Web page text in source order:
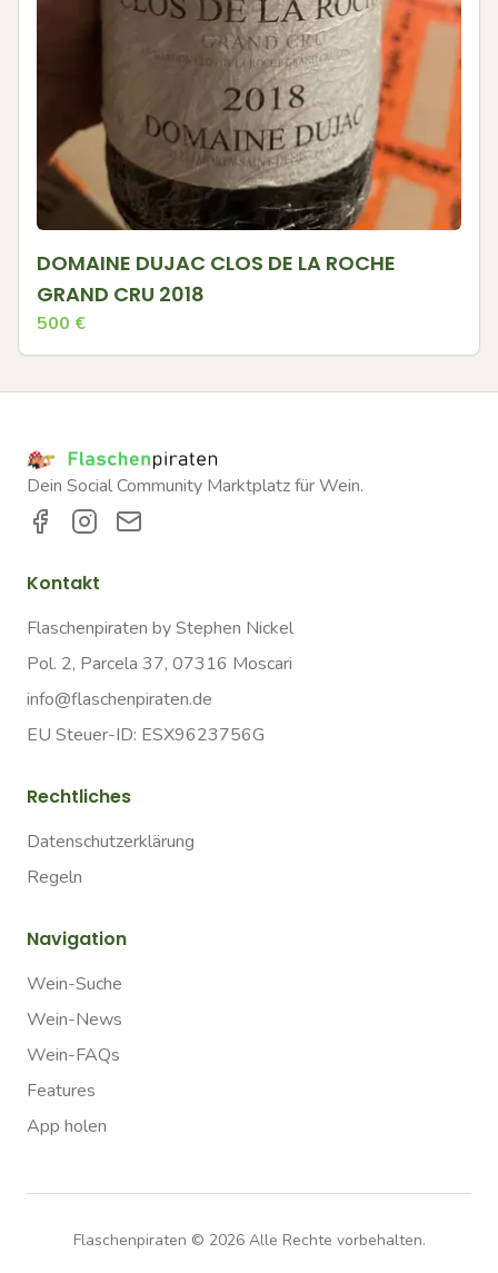
DOMAINE DUJAC CLOS DE LA ROCHE
GRAND CRU 2018
500 €
Dein Social Community Marktplatz für Wein.
Kontakt
Flaschenpiraten by Stephen Nickel
Pol. 2, Parcela 37, 07316 Moscari
info@flaschenpiraten.de
EU Steuer-ID: ESX9623756G
Rechtliches
Datenschutzerklärung
Regeln
Navigation
Wein-Suche
Wein-News
Wein-FAQs
Features
App holen
Flaschenpiraten © 2026Alle Rechte vorbehalten.